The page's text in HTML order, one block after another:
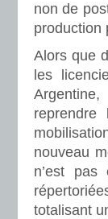
non de
production
Alors que
les
nouveau
n’est
totalisant